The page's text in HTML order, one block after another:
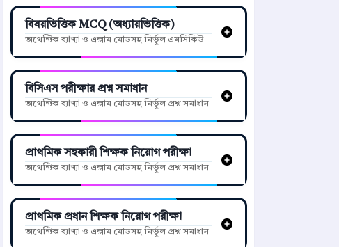
বিষয়ভিত্তিক MCQ (অধ্যায়ভিত্তিক)
অথেন্টিক ব্যাখ্যা ও এক্সাম মোডসহ নির্ভুল এমসিকিউ
বিসিএস পরীক্ষার প্রশ্ন সমাধান
অথেন্টিক ব্যাখ্যা ও এক্সাম মোডসহ নির্ভুল প্রশ্ন সমাধান
প্রাথমিক সহকারী শিক্ষক নিয়োগ পরীক্ষা
অথেন্টিক ব্যাখ্যা ও এক্সাম মোডসহ নির্ভুল প্রশ্ন সমাধান
প্রাথমিক প্রধান শিক্ষক নিয়োগ পরীক্ষা
অথেন্টিক ব্যাখ্যা ও এক্সাম মোডসহ নির্ভুল প্রশ্ন সমাধান